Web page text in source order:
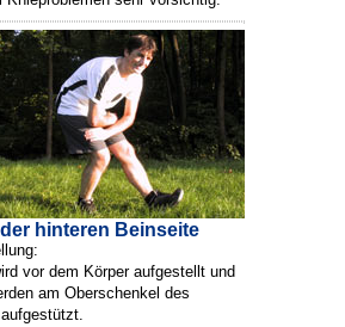
hinteren Beinseite
vor dem Körper aufgestellt und
am Oberschenkel des